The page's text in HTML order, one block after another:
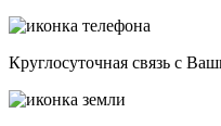
Работаем дистанционно, с